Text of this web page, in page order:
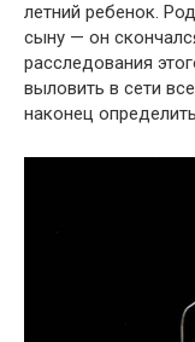
летний ребенок.
сыну — он
расследования
выловить в сети
наконец